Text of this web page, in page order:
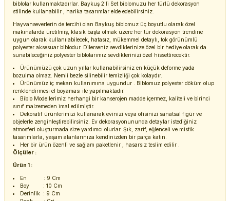
biblolar kullanmaktadırlar. Baykuş 2'li Set biblomuzu her türlü dekorasyon
stilinde kullanabilir , harika tasarımlar elde edebilirsiniz.
Hayvanseverlerin de tercihi olan Baykuş biblomuz üç boyutlu olarak özel
makinalarda üretilmiş, klasik başta olmak üzere her tür dekorasyon trendine
uygun olarak kullanılabilecek, hatasız, mükemmel detaylı, tok görünümlü
polyester aksesuar biblodur. Dilerseniz sevdiklerinize özel bir hediye olarak da
sunabileceğiniz polyester biblolarımız sevdiklerinizi özel hissettirecektir.
Ürünümüzü çok uzun yıllar kullanabilirsiniz en küçük deforme yada
bozulma olmaz. Nemli bezle silinebilir temizliği çok kolaydır.
Ürünümüz iç mekan kullanımına uygundur . Biblomuz polyester döküm olup
renklendirmesi el boyaması ile yapılmaktadır.
Biblo Modellerimiz herhangi bir kanserojen madde içermez, kaliteli ve birinci
sınıf malzemeden imal edilmiştir.
Dekoratif ürünlerimizi kullanarak evinizi veya ofisinizi sanatsal figür ve
objelerle zenginleştirebilirsiniz. Ev dekorasyonununda detaylar istediğiniz
atmosferi oluşturmada size yardımcı olurlar. Şık, zarif, eğlenceli ve mistik
tasarımlarla, yaşam alanlarınıza kendinizden bir parça katın.
Her bir ürün özenli ve sağlam paketlenir , hasarsız teslim edilir .
Ölçüler :
Ürün 1 :
En : 9 Cm
Boy : 10 Cm
Derinlik : 9 Cm